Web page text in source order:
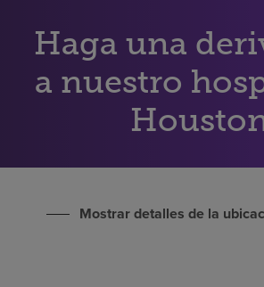
Empleos
Pagar mi factura
Haga una
a nuestro
Mostrar detalles de la